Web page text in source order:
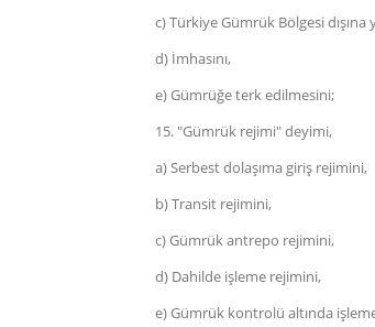
c) Türkiye Gümrük Bölgesi dışına
d) İmhasını,
e) Gümrüğe terk edilmesini;
15. "Gümrük rejimi" deyimi,
a) Serbest dolaşıma giriş rejimini,
b) Transit rejimini,
c) Gümrük antrepo rejimini,
d) Dahilde işleme rejimini,
e) Gümrük kontrolü altında